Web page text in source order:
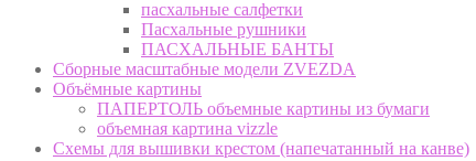
пасхальные салфетки
Пасхальные рушники
ПАСХАЛЬНЫЕ БАНТЫ
Сборные масштабные модели ZVEZDA
Объёмные картины
ПАПЕРТОЛЬ объемные картины из бумаги
объемная картина vizzle
Схемы для вышивки крестом (напечатанный на канве)